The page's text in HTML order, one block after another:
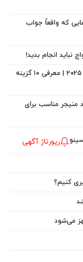
که واقعاً جواب
مناسب‌ترین کارت گرافیک برای بازی و گیمینگ در سال ۲۰۲۵ | معرفی ۱۰ گزینه
منیجر مناسب برای
رپورتاژ آگهی
می‌شود